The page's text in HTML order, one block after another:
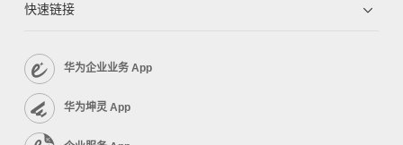
快速链接
华为企业业务 App
华为坤灵 App